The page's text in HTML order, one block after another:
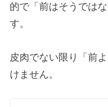
的で「前はそうでは
す。
皮肉でない限り「前
けません。